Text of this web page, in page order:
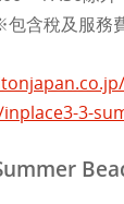
含稅及服務
3-